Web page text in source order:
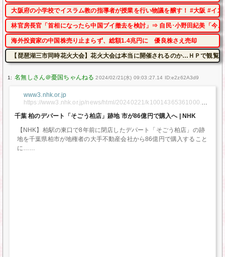
大阪府の小学校でイスラム教の指導者が授業を行い物議を醸す！ #大阪 #イ
林官房長官「首相になったら中国ブイ撤去を検討」⇒ 自民･小野田紀美「今
海外投資家の中国株売り止まらず、総額1.4兆円に 優良株さえ売却
【琵琶湖三市同時花火大会】花火大会は本当に開催されるのか…ＨＰで観覧
1: 2024/02/21(水) 09:03:27.14 ID:e2z62A3d9
www3.nhk.or.jp
https://www3.nhk.or.jp/news/html/20240221/k10014365361000.ht
千葉 柏のデパート「そごう柏店」跡地 市が86億円で購入へ | NHK
【NHK】柏駅の東口で8年前に閉店したデパート「そごう柏店」の跡
地を千葉県柏市が地権者の大手不動産会社から86億円で購入すること
に…